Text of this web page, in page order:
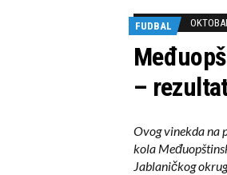
FUDBAL
–
Ovog vinekda na
kola
Jablaničkog